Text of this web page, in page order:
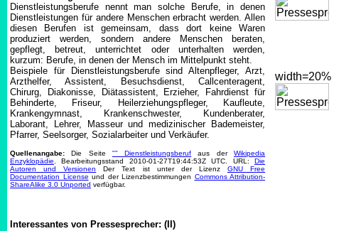
Dienstleistungsberufe nennt man solche Berufe, in denen
Dienstleistungen für andere Menschen erbracht werden. Allen
diesen Berufen ist gemeinsam, dass dort keine Waren
produziert werden, sondern andere Menschen beraten,
gepflegt, betreut, unterrichtet oder unterhalten werden,
kurzum: Berufe, in denen der Mensch im Mittelpunkt steht.
Beispiele für Dienstleistungsberufe sind Altenpfleger, Arzt,
Arzthelfer, Assistent, Besuchsdienst, Callcenteragent,
Chirurg, Diakonisse, Diätassistent, Erzieher, Fahrdienst für
Behinderte, Friseur, Heilerziehungspfleger, Kaufleute,
Krankengymnast, Krankenschwester, Kundenberater,
Laborant, Lehrer, Masseur und medizinischer Bademeister,
Pfarrer, Seelsorger, Sozialarbeiter und Verkäufer.
Quellenangabe:Die Seite "" Dienstleistungsberuf aus derWikipedia
Enzyklopädie . Bearbeitungsstand 2010-01-27T19:44:53Z UTC. URL: Die
Autoren und Versionen
Der Text ist unter der Lizenz GNU Free
Documentation License und der Lizenzbestimmungen Commons Attribution-
ShareAlike 3.0 Unported verfügbar.
Interessantes von Pressesprecher: (II)
width=20%